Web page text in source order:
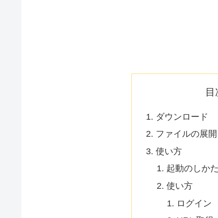
目
ダウンロード
ファイルの展開
使い方
起動のしか
使い方
ログイン